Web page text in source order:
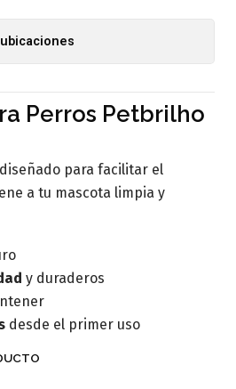
Perros Petbrilho
para facilitar el
a tu mascota limpia y
y duraderos
desde el primer uso